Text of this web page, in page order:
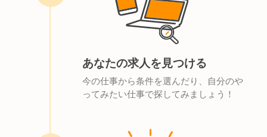
あなたの求人を見つける
今の仕事から条件を選んだり、自分のや
ってみたい仕事で探してみましょう！